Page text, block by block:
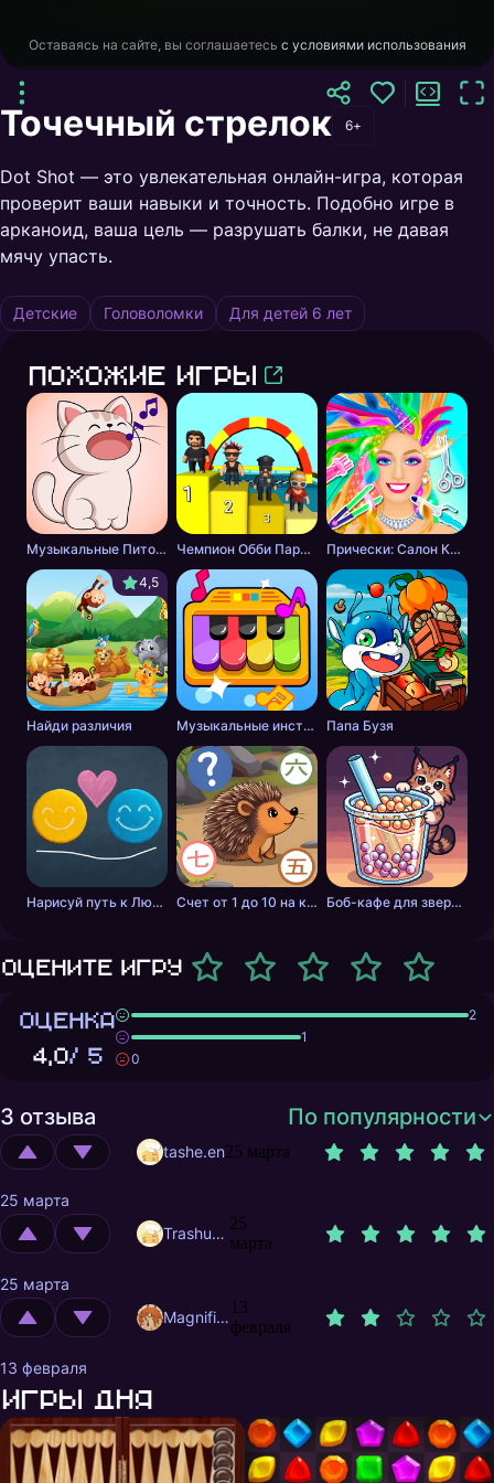
Оставаясь на сайте, вы соглашаетесь с условиями использования
Точечный стрелок 6+
Dot Shot — это увлекательная онлайн-игра, которая
проверит ваши навыки и точность. Подобно игре в
арканоид, ваша цель — разрушать балки, не давая
мячу упасть.
Детские Головоломки Для детей 6 лет
Похожие игры
Музыкальные Питомцы! Милые Поющие Котики Чемпион Обби Паркура
Прически: Салон Красоты
4,5
Найди различия Музыкальные инструменты для детей Папа Бузя
Нарисуй путь к Любви Счет от 1 до 10 на китайском Боб-кафе для зверей. Мастер бабл-чая.
Оцените игру
ОЦЕНКА
4,0/ 5
2
1
0
3 отзыва По популярности
tashe.en25 марта
25 марта
Trashuser
25
марта
25 марта
MagnificentMrFox
13
февраля
13 февраля
Игры дня